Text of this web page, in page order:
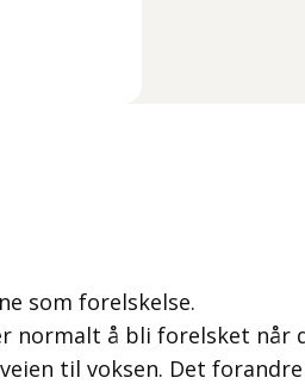
som forelskelse.
normalt å bli forelsket når
til voksen. Det